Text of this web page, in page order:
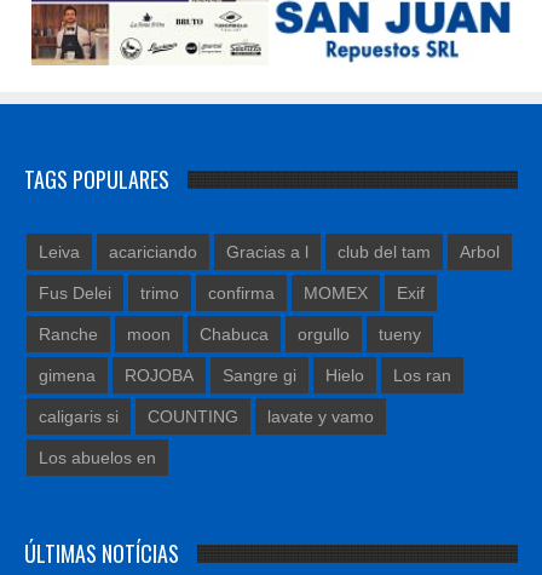
TAGS POPULARES
Leiva acariciando Gracias a l club del tam Arbol
Fus Delei trimo confirma MOMEX Exif
Ranche moon Chabuca orgullo tueny
gimena ROJOBA Sangre gi Hielo Los ran
caligaris si COUNTING lavate y vamo
Los abuelos en
ÚLTIMAS NOTÍCIAS